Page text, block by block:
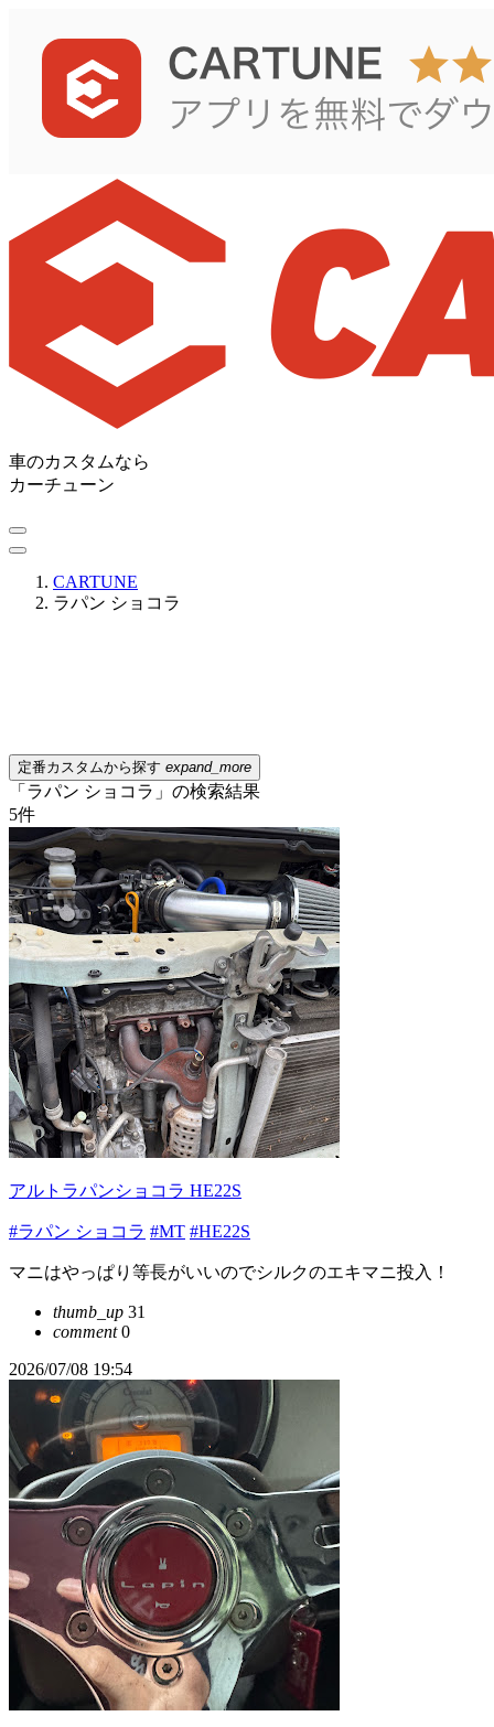
車のカスタムなら
カーチューン
CARTUNE
ラパン ショコラ
定番カスタムから探す expand_more
「ラパン ショコラ」の検索結果
5件
アルトラパンショコラ HE22S
#ラパン ショコラ #MT #HE22S
マニはやっぱり等長がいいのでシルクのエキマニ投入！
thumb_up 31
comment0
2026/07/08 19:54